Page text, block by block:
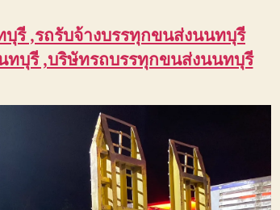
รี ,รถรับจ้างบรรทุกขนส่งนนทบุรี
ทบุรี ,บริษัทรถบรรทุกขนส่งนนทบุรี